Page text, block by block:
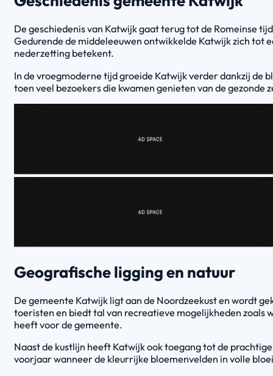
De geschiedenis van Katwijk gaat terug tot de Romeinse
Gedurende de middeleeuwen ontwikkelde Katwijk zich tot
nederzetting betekent.
In de vroegmoderne tijd groeide Katwijk verder dankzij de
toen veel bezoekers die kwamen genieten van de gezonde
Geografische ligging en natuur
De gemeente Katwijk ligt aan de Noordzeekust en wordt
toeristen en biedt tal van recreatieve mogelijkheden zoals
heeft voor de gemeente.
Naast de kustlijn heeft Katwijk ook toegang tot de
voorjaar wanneer de kleurrijke bloemenvelden in volle